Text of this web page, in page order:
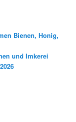
Bienen, Honig,
und Imkerei